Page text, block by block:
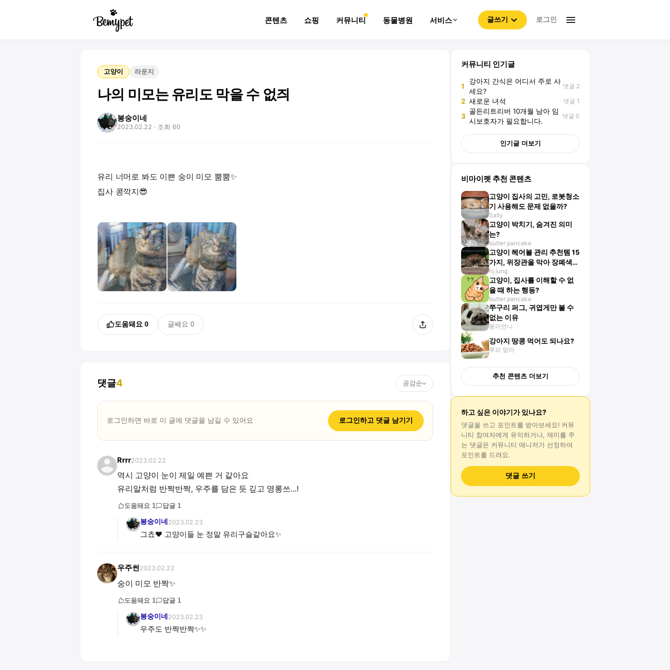
콘텐츠 쇼핑 커뮤니티 동물병원 서비스 글쓰기 로그인
고양이 라운지
나의 미모는 유리도 막을 수 없즤
봉숭이네
2023.02.22 · 조회 60
유리 너머로 봐도 이쁜 숭이 미모 뿜뿜✨
집사 콩깍지😎
도움돼요 0 글쎄요 0
댓글4 공감순
로그인하면 바로 이 글에 댓글을 남길 수 있어요 로그인하고 댓글 남기기
Rrrr2023.02.22
역시 고양이 눈이 제일 예쁜 거 같아요
유리알처럼 반짝반짝, 우주를 담은 듯 깊고 영롱쓰...!
도움돼요 1 답글 1
봉숭이네 2023.02.23
그쵸❤️ 고양이들 눈 정말 유리구슬같아요✨
우주썬2023.02.22
숭이 미모 반짝✨
도움돼요 1 답글 1
봉숭이네 2023.02.23
우주도 반짝반짝✨✨
커뮤니티 인기글
1
강아지 간식은 어디서 주로 사
세요?
댓글 2
2 새로운 녀석 댓글 1
3
골든리트리버 10개월 남아 임
시보호자가 필요합니다.
댓글 0
인기글 더보기
비마이펫 추천 콘텐츠
고양이 집사의 고민, 로봇청소
기 사용해도 문제 없을까?
Sally
고양이 박치기, 숨겨진 의미
는?
butter pancake
고양이 헤어볼 관리 추천템 15
가지, 위장관을 막아 장폐색
올 수도 있어
hj.jung
고양이, 집사를 이해할 수 없
을 때 하는 행동?
butter pancake
쭈구리 퍼그, 귀엽게만 볼 수
없는 이유
몽이언니
강아지 땅콩 먹어도 되나요?
루피 엄마
추천 콘텐츠 더보기
하고 싶은 이야기가 있나요?
댓글을 쓰고 포인트를 받아보세요! 커뮤
니티 참여자에게 유익하거나, 재미를 주
는 댓글은 커뮤니티 매니저가 선정하여
포인트를 드려요.
댓글 쓰기